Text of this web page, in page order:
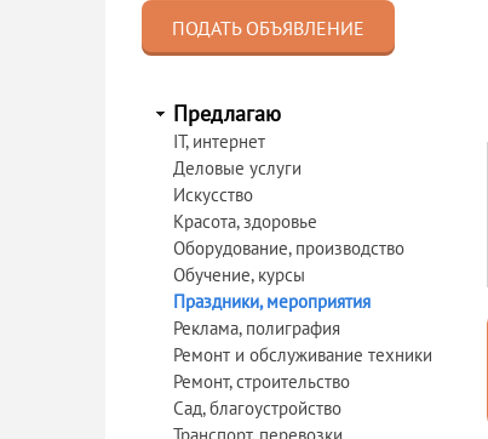
ПОДАТЬ ОБЪЯВЛЕНИЕ
Предлагаю
IT, интернет
Деловые услуги
Искусство
Красота, здоровье
Оборудование, производство
Обучение, курсы
Праздники, мероприятия
Реклама, полиграфия
Ремонт и обслуживание техники
Ремонт, строительство
Сад, благоустройство